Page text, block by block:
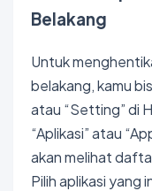
Belakang
Untuk
belakang, kamu
atau “Setting” di
“Aplikasi” atau
akan melihat
Pilih aplikasi yang